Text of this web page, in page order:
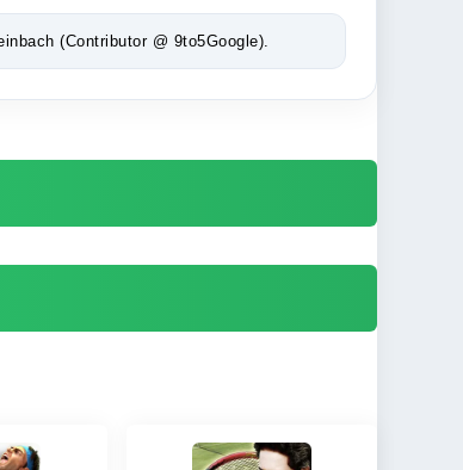
(Contributor @ 9to5Google).